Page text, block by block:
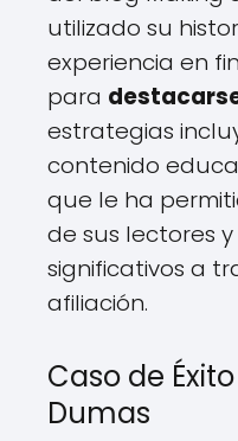
utilizado su
experiencia en
para
estrategias
contenido
que le ha
de sus lectores
significativos a
afiliación.
Caso de
Dumas